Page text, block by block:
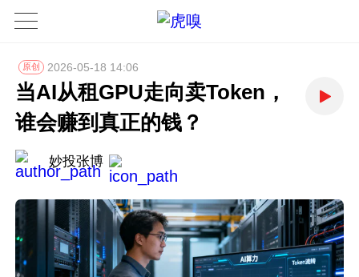
原创 2026-05-18 14:06
当AI从租GPU走向卖Token，
谁会赚到真正的钱？
妙投张博